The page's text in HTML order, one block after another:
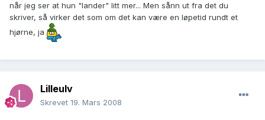
når jeg ser at hun "lander" litt mer... Men sånn ut fra det du
skriver, så virker det som om det kan være en løpetid rundt et
hjørne, ja
Lilleulv
Skrevet 19. Mars 2008